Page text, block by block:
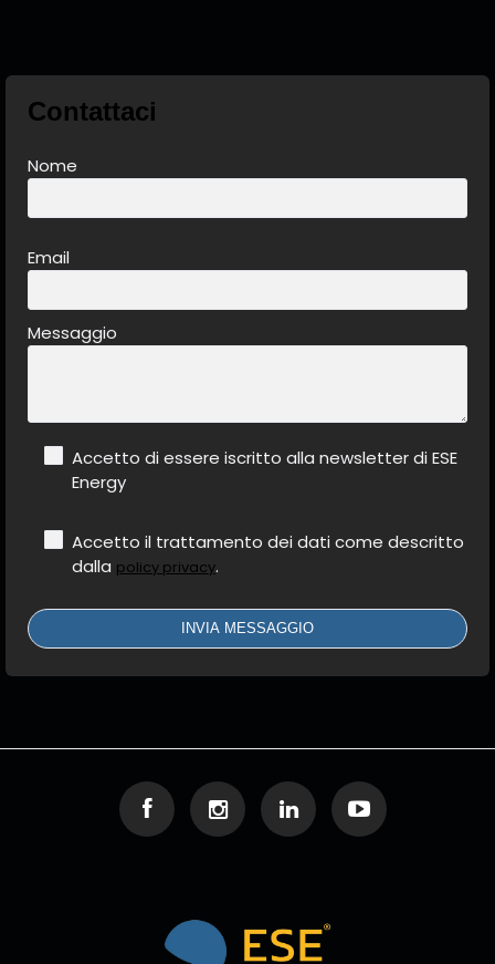
Contattaci
Nome
Email
Messaggio
Accetto di essere iscritto alla newsletter di ESE
Energy
Accetto il trattamento dei dati come descritto
dalla policy privacy.